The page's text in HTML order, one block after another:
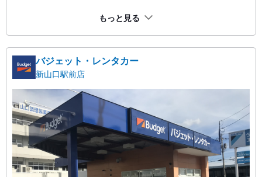
もっと見る
バジェット・レンタカー
新山口駅前店